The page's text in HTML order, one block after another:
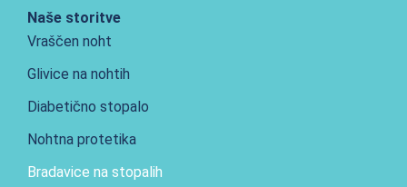
Naše storitve
Vraščen noht
Glivice na nohtih
Diabetično stopalo
Nohtna protetika
Bradavice na stopalih